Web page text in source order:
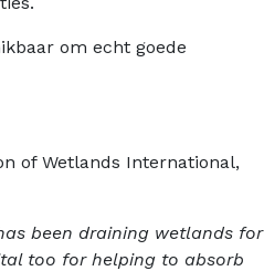
om echt goede
of Wetlands International,
been draining wetlands for
too for helping to absorb